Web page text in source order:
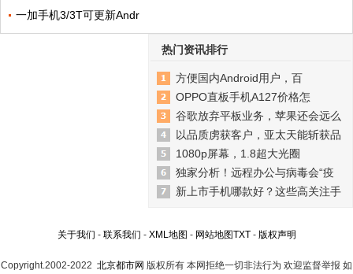
一加手机3/3T可更新Andr
热门资讯排行
方便国内Android用户，百
OPPO直板手机A127价格怎
谷歌放弃平板业务，苹果还会远么
以品质虏获客户，亚太天能斩获品
1080p屏幕，1.8超大光圈
独家分析！远程办公与病毒会“疫
新上市手机哪款好？这些高关注手
关于我们 - 联系我们 - XML地图 - 网站地图TXT- 版权声明
Copyright.2002-2022 北京都市网 版权所有 本网拒绝一切非法行为 欢迎监督举报 如